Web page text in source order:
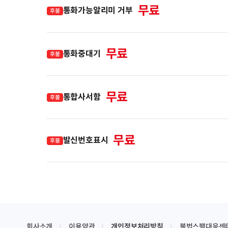
후불 통화가능알리미 거부 무료
후불 통화중대기 무료
후불 통합사서함 무료
후불 발신번호표시 무료